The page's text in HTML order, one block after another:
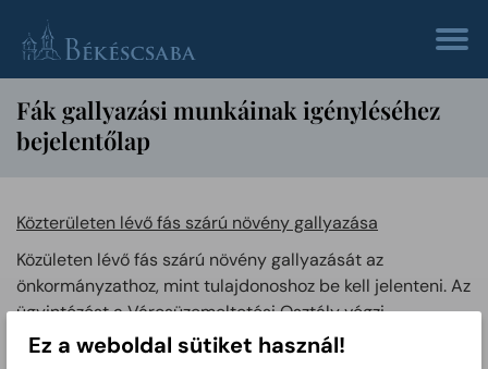
Fák gallyazási munkáinak igényléséhez
bejelentőlap
Közterületen lévő fás szárú növény gallyazása
Közületen lévő fás szárú növény gallyazását az
önkormányzathoz, mint tulajdonoshoz be kell jelenteni. Az
ügyintézést a Városüzemeltetési Osztály végzi.
Ez a weboldal sütiket használ!